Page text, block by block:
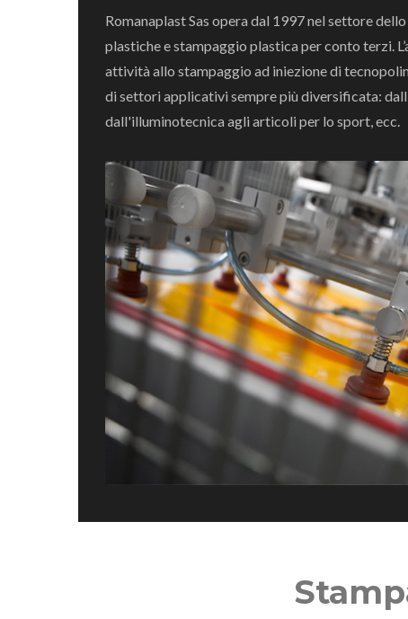
Romanaplast Sas opera dal 1997 nel settore
plastiche e stampaggio plastica per conto terzi.
attività allo stampaggio ad iniezione di
di settori applicativi sempre più diversificata:
dall'illuminotecnica agli articoli per lo sport, ecc.